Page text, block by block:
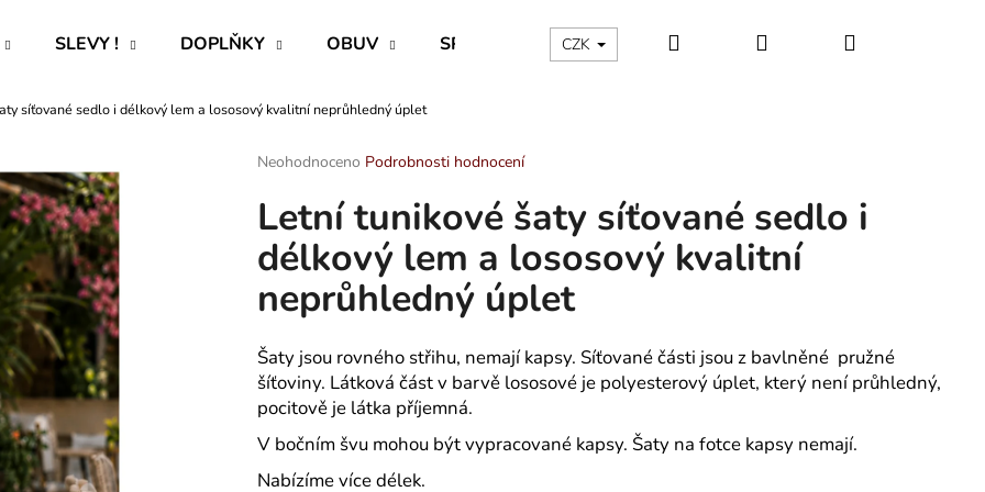
SLEVY ! DOPLŇKY OBUV SPECIÁLNÍ KATEGORIE Kontakty - máte nějaký dotaz?
CZK Hledat PřihlášeníNákupní
síťované sedlo i délkový lem a lososový kvalitní neprůhledný úplet
Průměrné
produktu
je
0,0
z
hvězdiček.
Neohodnoceno Podrobnosti hodnocení
Letní tunikové šaty síťované sedlo i
délkový lem a lososový kvalitní
neprůhledný úplet
Šaty jsou rovného střihu, nemají kapsy. Síťované části jsou z bavlněné pružné
šíťoviny. Látková část v barvě lososové je polyesterový úplet, který není průhledný,
pocitově je látka příjemná.
V bočním švu mohou být vypracované kapsy. Šaty na fotce kapsy nemají.
Nabízíme více délek.
Co potřebujete najít?
HLEDAT
Doporučujeme
TEPLÁKOVÝ KABÁT - CAPRI KOMBI S TROJÚHELNÍKY -